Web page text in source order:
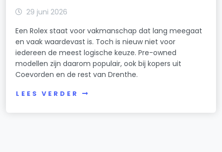
29 juni 2026
Een Rolex staat voor vakmanschap dat lang meegaat
en vaak waardevast is. Toch is nieuw niet voor
iedereen de meest logische keuze. Pre-owned
modellen zijn daarom populair, ook bij kopers uit
Coevorden en de rest van Drenthe.
LEES VERDER